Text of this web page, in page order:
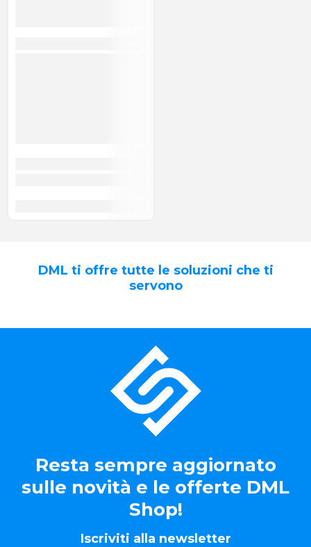
DML ti offre tutte le soluzioni che ti
servono
Resta sempre aggiornato
sulle novità e le offerte DML
Shop!
Iscriviti alla newsletter